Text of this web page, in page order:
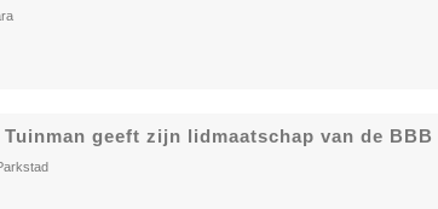
geeft zijn lidmaatschap van de BBB